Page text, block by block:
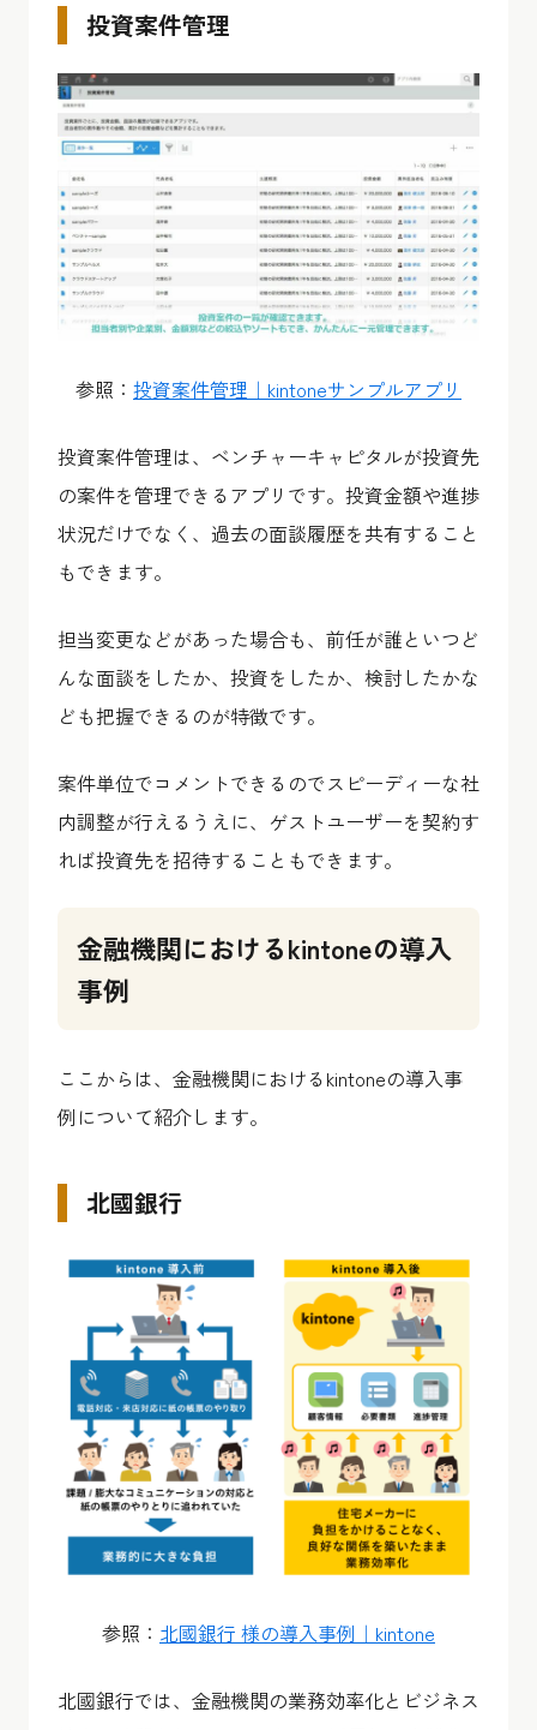
投資案件管理
参照： 投資案件管理｜kintoneサンプルアプリ
投資案件管理は、ベンチャーキャピタルが投資先
の案件を管理できるアプリです。投資金額や進捗
状況だけでなく、過去の面談履歴を共有すること
もできます。
担当変更などがあった場合も、前任が誰といつど
んな面談をしたか、投資をしたか、検討したかな
ども把握できるのが特徴です。
案件単位でコメントできるのでスピーディーな社
内調整が行えるうえに、ゲストユーザーを契約す
れば投資先を招待することもできます。
金融機関におけるkintoneの導入
事例
ここからは、金融機関におけるkintoneの導入事
例について紹介します。
北國銀行
参照： 北國銀行 様の導入事例｜kintone
北國銀行では、金融機関の業務効率化とビジネス